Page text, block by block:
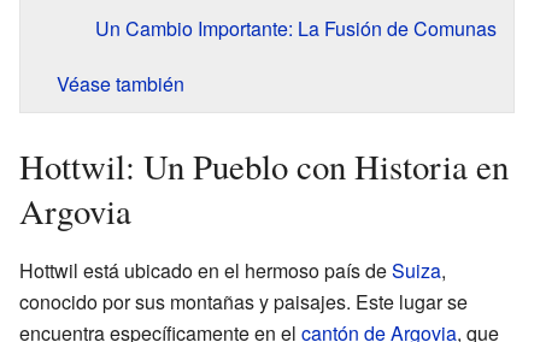
Un Cambio Importante: La Fusión de Comunas
Véase también
Hottwil: Un Pueblo con Historia en
Argovia
Hottwil está ubicado en el hermoso país deSuiza,
conocido por sus montañas y paisajes. Este lugar se
encuentra específicamente en el cantón de Argovia, que